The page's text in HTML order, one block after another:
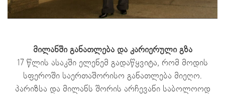
მილანში განათლება და კარიერული გზა
17 წლის ასაკში ელენემ გადაწყვიტა, რომ მოდის
სფეროში საერთაშორისო განათლება მიეღო.
პარიზსა და მილანს შორის არჩევანი საბოლოოდ